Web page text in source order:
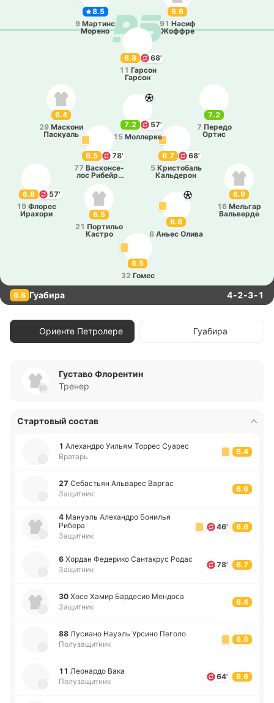
8.5
9 Ма­ртинс
Морено
6.6
91 Насиф
Жоффре
6.5
32 Гомес
6.6
6 Аньес Олива
6.8
57'
19 Флорес
Ира­хо­ри
6.5
21 По­рти­льо
Кастро
6.9
16 Ме­льгар
Ва­льве­рде
6.5
78'
77 Ва­ско­нсе­
лос Ри­бей­ро
7.2
7 Передо
Ортис
6.7
68'
5 Кри­сто­баль
Ка­льде­рон
7.2
57'
15 Мо­лле­рке
6.4
29 Ма­ско­ни
Па­скуаль
6.8
68'
11 Гарсон
Гарсон
6.8 Гуабира 4-2-3-1
Ориенте Петролере Гуабира
Густаво Флорентин
Тренер
Стартовый состав
1 Але­ха­ндро Уильям Торрес Суарес
Вратарь
6.4
27 Се­ба­стьян Альва­рес Варгас
Защитник
6.6
4 Ма­нуэль Але­ха­ндро Бо­ни­лья
Рибера
Защитник
46' 6.6
6 Хордан Фе­де­ри­ко Са­нта­крус Родас
Защитник
78' 6.7
30 Хосе Хамир Ба­рде­сио Ме­ндо­са
Защитник
6.4
88 Лу­сиа­но Науэль Урсино Пеголо
Полузащитник
6.6
11 Лео­на­рдо Вака
Полузащитник
64' 6.6